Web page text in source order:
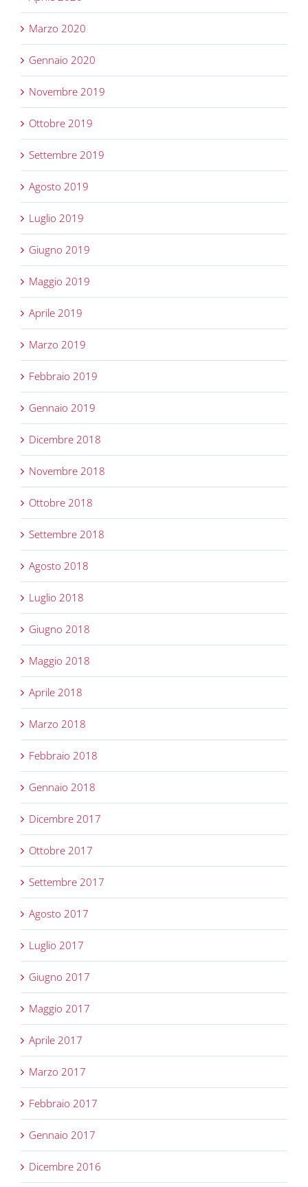
Marzo 2020
Gennaio 2020
Novembre 2019
Ottobre 2019
Settembre 2019
Agosto 2019
Luglio 2019
Giugno 2019
Maggio 2019
Aprile 2019
Marzo 2019
Febbraio 2019
Gennaio 2019
Dicembre 2018
Novembre 2018
Ottobre 2018
Settembre 2018
Agosto 2018
Luglio 2018
Giugno 2018
Maggio 2018
Aprile 2018
Marzo 2018
Febbraio 2018
Gennaio 2018
Dicembre 2017
Ottobre 2017
Settembre 2017
Agosto 2017
Luglio 2017
Giugno 2017
Maggio 2017
Aprile 2017
Marzo 2017
Febbraio 2017
Gennaio 2017
Dicembre 2016